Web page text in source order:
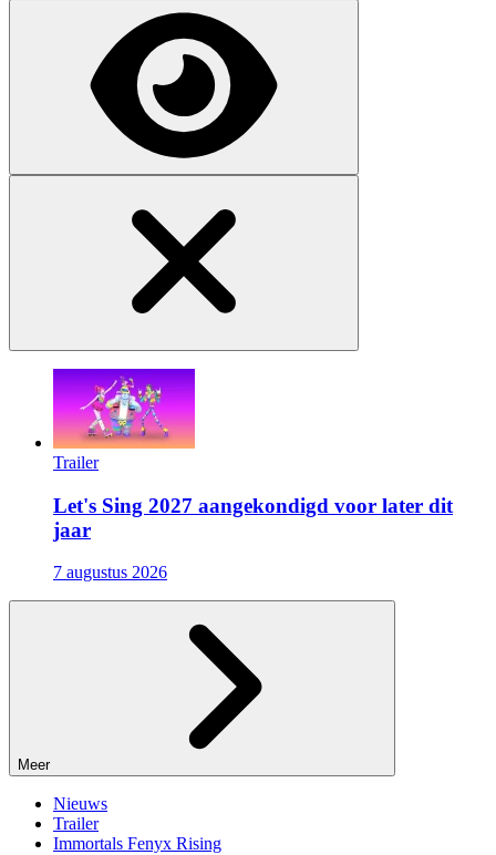
Trailer
Let's Sing 2027 aangekondigd voor later dit
jaar
7 augustus 2026
Meer
Nieuws
Trailer
Immortals Fenyx Rising